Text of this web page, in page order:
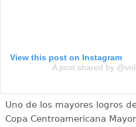
View this post on Instagram
A post shared by
Uno de los mayores logros
Copa Centroamericana